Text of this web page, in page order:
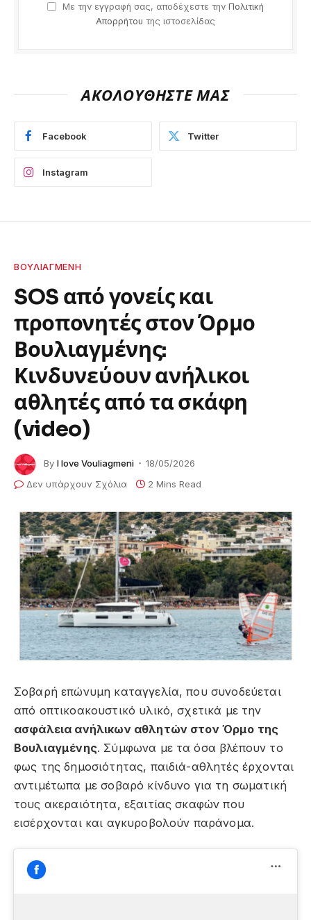
Με την εγγραφή σας, αποδέχεστε την Πολιτική
Απορρήτου της ιστοσελίδας
ΑΚΟΛΟΥΘΗΣΤΕ ΜΑΣ
Facebook Twitter
Instagram
ΒΟΥΛΙΑΓΜΈΝΗ
SOS από γονείς και
προπονητές στον Όρμο
Βουλιαγμένης:
Κινδυνεύουν ανήλικοι
αθλητές από τα σκάφη
(video)
By I love Vouliagmeni
18/05/2026
Δεν υπάρχουν Σχόλια
2 Mins Read
Σοβαρή επώνυμη καταγγελία, που συνοδεύεται
από οπτικοακουστικό υλικό, σχετικά με την
ασφάλεια ανήλικων αθλητών στον Όρμο της
Βουλιαγμένης. Σύμφωνα με τα όσα βλέπουν το
φως της δημοσιότητας, παιδιά-αθλητές έρχονται
αντιμέτωπα με σοβαρό κίνδυνο για τη σωματική
τους ακεραιότητα, εξαιτίας σκαφών που
εισέρχονται και αγκυροβολούν παράνομα.